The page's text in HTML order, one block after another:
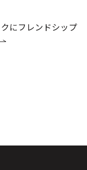
にフレンドシップ